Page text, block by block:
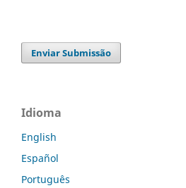
Enviar Submissão
Idioma
English
Español
Português